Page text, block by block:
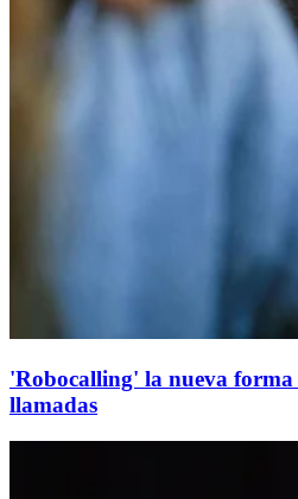
'Robocalling' la nueva forma
llamadas